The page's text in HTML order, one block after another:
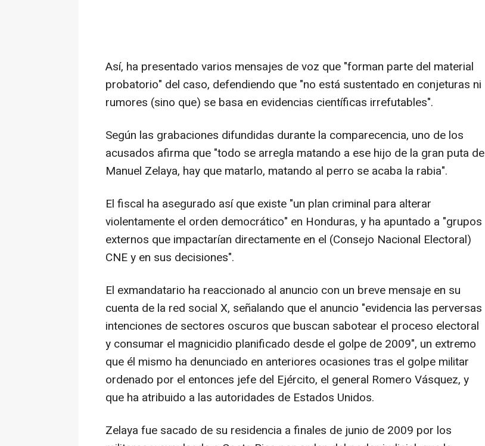
Así, ha presentado varios mensajes de voz que "forman parte del material
probatorio" del caso, defendiendo que "no está sustentado en conjeturas ni
rumores (sino que) se basa en evidencias científicas irrefutables".
Según las grabaciones difundidas durante la comparecencia, uno de los
acusados afirma que "todo se arregla matando a ese hijo de la gran puta de
Manuel Zelaya, hay que matarlo, matando al perro se acaba la rabia".
El fiscal ha asegurado así que existe "un plan criminal para alterar
violentamente el orden democrático" en Honduras, y ha apuntado a "grupos
externos que impactarían directamente en el (Consejo Nacional Electoral)
CNE y en sus decisiones".
El exmandatario ha reaccionado al anuncio con un breve mensaje en su
cuenta de la red social X, señalando que el anuncio "evidencia las perversas
intenciones de sectores oscuros que buscan sabotear el proceso electoral
y consumar el magnicidio planificado desde el golpe de 2009", un extremo
que él mismo ha denunciado en anteriores ocasiones tras el golpe militar
ordenado por el entonces jefe del Ejército, el general Romero Vásquez, y
que ha atribuido a las autoridades de Estados Unidos.
Zelaya fue sacado de su residencia a finales de junio de 2009 por los